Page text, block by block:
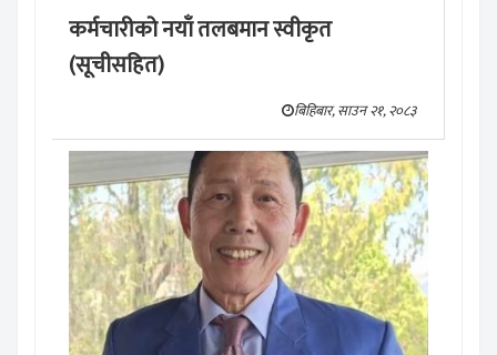
कर्मचारीको नयाँ तलबमान स्वीकृत
(सूचीसहित)
बिहिबार, साउन २१, २०८३